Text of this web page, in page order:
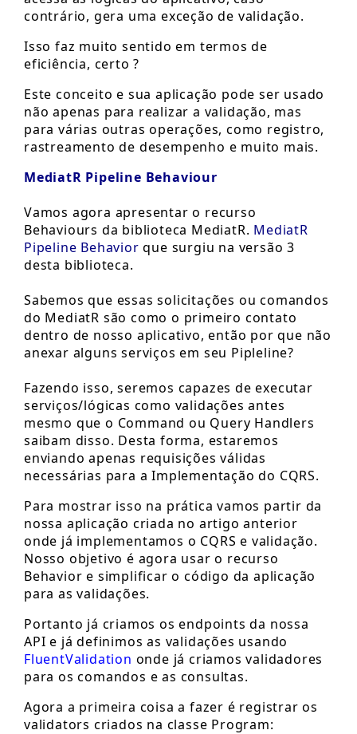
contrário, gera uma exceção de validação.
Isso faz muito sentido em termos de
eficiência, certo ?
Este conceito e sua aplicação pode ser usado
não apenas para realizar a validação, mas
para várias outras operações, como registro,
rastreamento de desempenho e muito mais.
MediatR Pipeline Behaviour
Vamos agora apresentar o recurso
Behaviours da biblioteca MediatR. MediatR
Pipeline Behaviorque surgiu na versão 3
desta biblioteca.
Sabemos que essas solicitações ou comandos
do MediatR são como o primeiro contato
dentro de nosso aplicativo, então por que não
anexar alguns serviços em seu Pipleline?
Fazendo isso, seremos capazes de executar
serviços/lógicas como validações antes
mesmo que o Command ou Query Handlers
saibam disso. Desta forma, estaremos
enviando apenas requisições válidas
necessárias para a Implementação do CQRS.
Para mostrar isso na prática vamos partir da
nossa aplicação criada no artigo anterior
onde já implementamos o CQRS e validação.
Nosso objetivo é agora usar o recurso
Behavior e simplificar o código da aplicação
para as validações.
Portanto já criamos os endpoints da nossa
API e já definimos as validações usando
FluentValidation onde já criamos validadores
para os comandos e as consultas.
Agora a primeira coisa a fazer é registrar os
validators criados na classe Program: